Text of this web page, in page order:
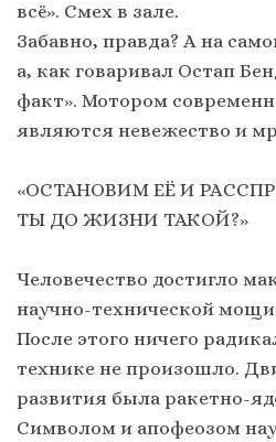
всё». Смех в зале.
Забавно, правда? А на
а, как говаривал Остап
факт». Мотором
являются невежество и
«ОСТАНОВИМ ЕЁ И
ТЫ ДО ЖИЗНИ ТАКОЙ?»
Человечество достигло
научно-технической мощи
После этого ничего
технике не произошло.
развития была ракетно-
Символом и апофеозом